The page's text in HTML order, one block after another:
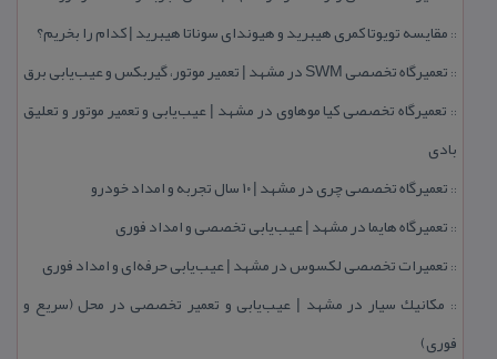
:: مقایسه تویوتا كمری هیبرید و هیوندای سوناتا هیبرید | كدام را بخریم؟
:: تعمیرگاه تخصصی SWM در مشهد | تعمیر موتور، گیربكس و عیب‌یابی برق
:: تعمیرگاه تخصصی كیا موهاوی در مشهد | عیب‌یابی و تعمیر موتور و تعلیق
بادی
:: تعمیرگاه تخصصی چری در مشهد | ۱۰ سال تجربه و امداد خودرو
:: تعمیرگاه هایما در مشهد | عیب‌یابی تخصصی و امداد فوری
:: تعمیرات تخصصی لكسوس در مشهد | عیب‌یابی حرفه‌ای و امداد فوری
:: مكانیك سیار در مشهد | عیب‌یابی و تعمیر تخصصی در محل (سریع و
فوری)